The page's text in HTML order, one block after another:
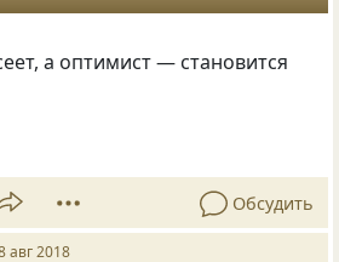
, а оптимист — становится
Обсудить
авг 2018